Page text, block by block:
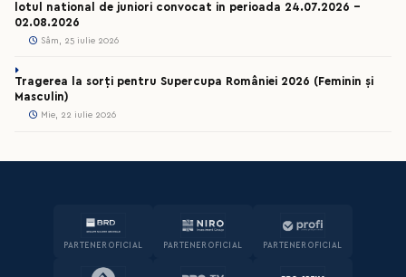
lotul national de juniori convocat in perioada 24.07.2026 –
02.08.2026
Sâm, 25 iulie 2026
Tragerea la sorți pentru Supercupa României 2026 (Feminin și
Masculin)
Mie, 22 iulie 2026
PARTENER OFICIAL PARTENER OFICIAL PARTENER OFICIAL